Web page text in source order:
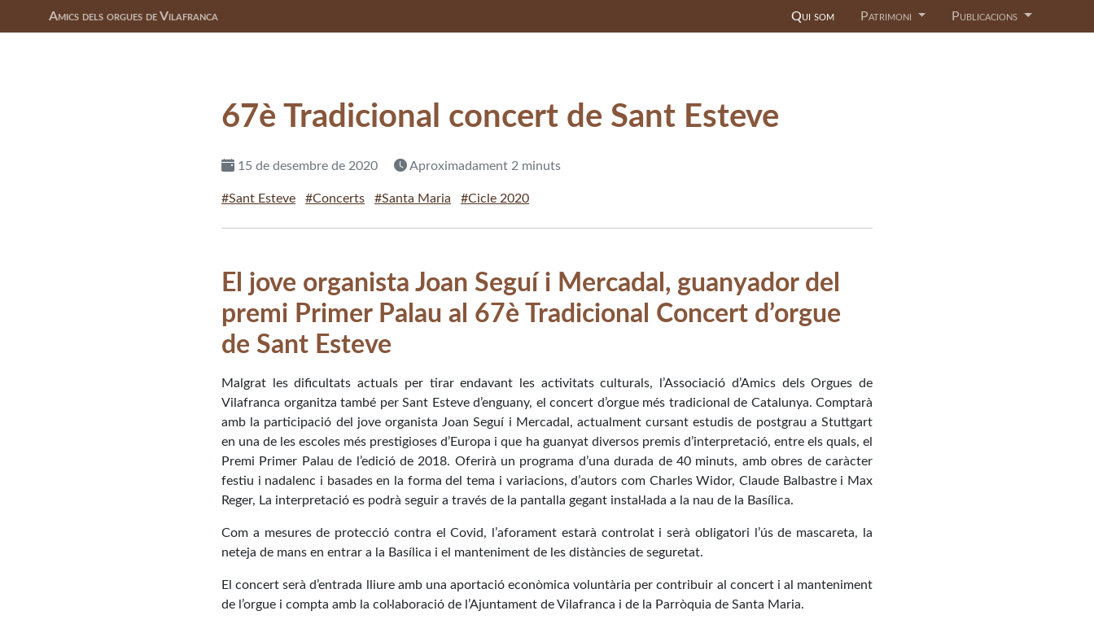
Amics dels orgues de Vilafranca Qui som Patrimoni Publicacions
67è Tradicional concert de Sant Esteve
15 de desembre de 2020 Aproximadament 2 minuts
#Sant Esteve #Concerts #Santa Maria #Cicle 2020
El jove organista Joan Seguí i Mercadal, guanyador del
premi Primer Palau al 67è Tradicional Concert d’orgue
de Sant Esteve
Malgrat les dificultats actuals per tirar endavant les activitats culturals, l’Associació d’Amics dels Orgues de
Vilafranca organitza també per Sant Esteve d’enguany, el concert d’orgue més tradicional de Catalunya. Comptarà
amb la participació del jove organista Joan Seguí i Mercadal, actualment cursant estudis de postgrau a Stuttgart
en una de les escoles més prestigioses d’Europa i que ha guanyat diversos premis d’interpretació, entre els quals, el
Premi Primer Palau de l’edició de 2018. Oferirà un programa d’una durada de 40 minuts, amb obres de caràcter
festiu i nadalenc i basades en la forma del tema i variacions, d’autors com Charles Widor, Claude Balbastre i Max
Reger, La interpretació es podrà seguir a través de la pantalla gegant instal·lada a la nau de la Basílica.
Com a mesures de protecció contra el Covid, l’aforament estarà controlat i serà obligatori l’ús de mascareta, la
neteja de mans en entrar a la Basílica i el manteniment de les distàncies de seguretat.
El concert serà d’entrada lliure amb una aportació econòmica voluntària per contribuir al concert i al manteniment
de l’orgue i compta amb la col·laboració de l’Ajuntament de Vilafranca i de la Parròquia de Santa Maria.